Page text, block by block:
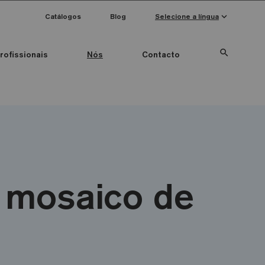
Nós Contacto search
Catálogos Blog Selecione a língua keyboard_arrow_down
de